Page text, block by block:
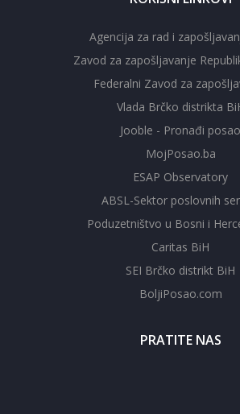
Agencija za rad i
Zavod za zapošljavanje
Federalni Zavod za
Vlada Brčko distrikta
Jooble - Pronađi posao
MojPosao.ba
ESAP Observatory
ABSL-Sektor poslovnih
Poduzetništvo u Bosni i
Caritas BiH
SEI Brčko distrikt BiH
BoljiPosao.com
PRATITE NAS